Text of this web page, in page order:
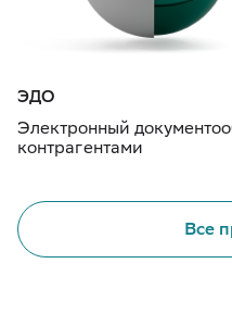
ЭДО
Электронный
контрагентами
Все